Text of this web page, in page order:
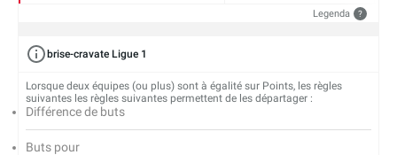
Legenda ?
brise-cravate Ligue 1
Lorsque deux équipes (ou plus) sont à égalité sur Points, les règles
suivantes les règles suivantes permettent de les départager :
Différence de buts
Buts pour